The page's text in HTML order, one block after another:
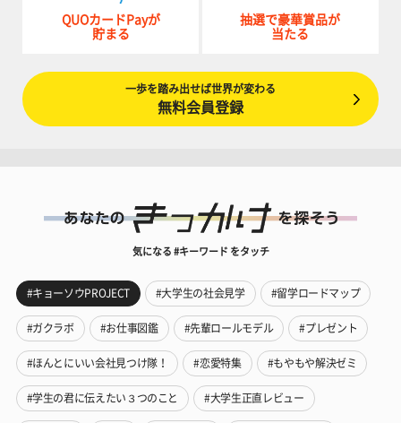
QUOカードPayが
貯まる
抽選で豪華賞品が
当たる
一歩を踏み出せば世界が変わる
無料会員登録
気になる #キーワード をタッチ
#キョーソウPROJECT #大学生の社会見学 #留学ロードマップ
#ガクラボ #お仕事図鑑 #先輩ロールモデル #プレゼント
#ほんとにいい会社見つけ隊！ #恋愛特集 #もやもや解決ゼミ
#学生の君に伝えたい３つのこと #大学生正直レビュー